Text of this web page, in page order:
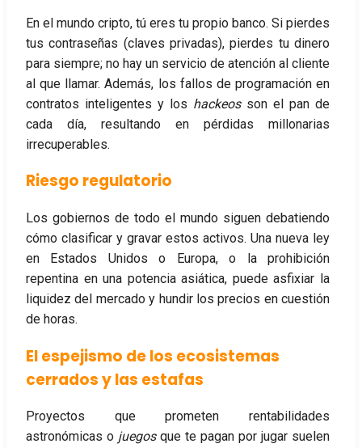
En el mundo cripto, tú eres tu propio banco. Si pierdes
tus contraseñas (claves privadas), pierdes tu dinero
para siempre; no hay un servicio de atención al cliente
al que llamar. Además, los fallos de programación en
contratos inteligentes y los hackeosson el pan de
cada día, resultando en pérdidas millonarias
irrecuperables.
Riesgo regulatorio
Los gobiernos de todo el mundo siguen debatiendo
cómo clasificar y gravar estos activos. Una nueva ley
en Estados Unidos o Europa, o la prohibición
repentina en una potencia asiática, puede asfixiar la
liquidez del mercado y hundir los precios en cuestión
de horas.
El espejismo de los ecosistemas
cerrados y las estafas
Proyectos que prometen rentabilidades
astronómicas o juegosque te pagan por jugar suelen